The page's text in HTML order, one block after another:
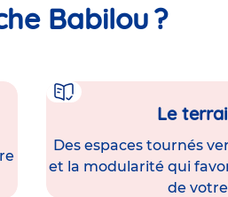
Babilou ?
Le
Des espaces tournés
et la modularité qui
de